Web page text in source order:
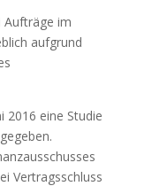
Aufträge im
aufgrund
2016 eine Studie
Vertragsschluss